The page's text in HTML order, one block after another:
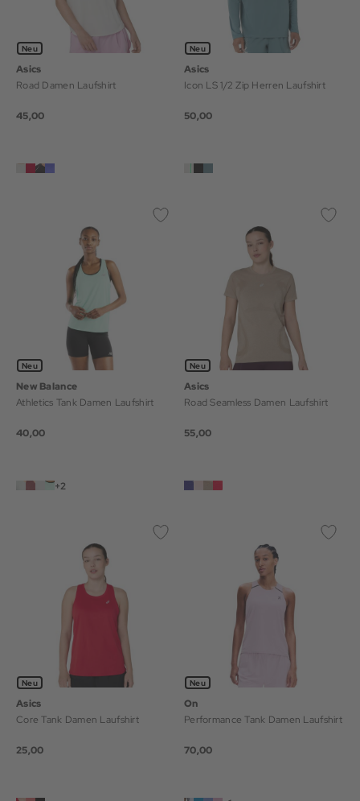
Neu
Asics
Road Damen Laufshirt
45,00
Neu
Asics
Icon LS 1/2 Zip Herren Laufshirt
50,00
Neu
New Balance
Athletics Tank Damen Laufshirt
40,00
+2
Neu
Asics
Road Seamless Damen Laufshirt
55,00
Neu
Asics
Core Tank Damen Laufshirt
25,00
Neu
On
Performance Tank Damen Laufshirt
70,00